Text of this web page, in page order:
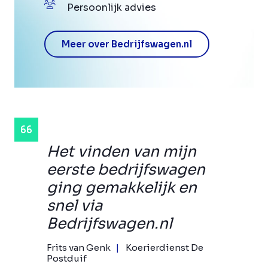
Het vinden van mijn
eerste bedrijfswagen
ging gemakkelijk en
snel via
Bedrijfswagen.nl
Frits van Genk
Koerierdienst De
Postduif
Persoonlijk advies
Meer over Bedrijfswagen.nl